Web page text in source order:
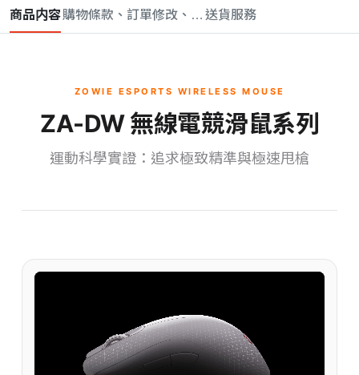
商品内容購物條款、訂單修改、取消與退款政策
送貨服務
ZOWIE ESPORTS WIRELESS MOUSE
ZA-DW 無線電競滑鼠系列
運動科學實證：追求極致精準與極速甩槍